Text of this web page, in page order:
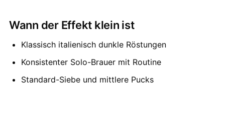
Wann der Effekt klein ist
Klassisch italienisch dunkle Röstungen
Konsistenter Solo-Brauer mit Routine
Standard-Siebe und mittlere Pucks